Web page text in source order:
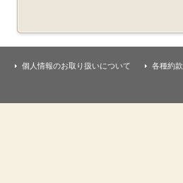
個人情報のお取り扱いについて 各種約款